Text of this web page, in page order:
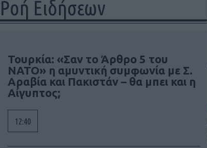
Ροή Ειδήσεων
Τουρκία: «Σαν το Άρθρο 5 του
ΝΑΤΟ» η αμυντική συμφωνία με Σ.
Αραβία και Πακιστάν – θα μπει και η
Αίγυπτος;
12:40